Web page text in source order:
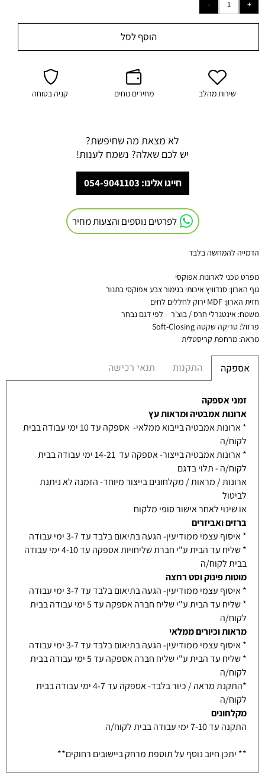
הוסף לסל
שירות מהלב מחירים נוחים קניה בטוחה
לא מצאת מה שחיפשת?
יש לכם שאלה? נשמח לענות!
חייגו אלינו: 054-9041103
לפרטים נוספים והצעות מחיר
הדמייה להמחשה בלבד
מפרט טכני לארונות אפוקסי
גוף הארון: סנדוויץ איכותי בגימור צבע אפוקסי בתנור
חזית הארון: MDF ירוק לחללים לחים
משטח: אינטגרלי חרס / בוצ'ר - לפי דגם נבחר
פרזול: טריקה שקטהSoft-Closing
מראה: מרחפת קריסטלית
אספקה התקנות תנאי רכישה
זמני אספקה
ארונות אמבטיה ומראות עץ
* ארונות אמבטיה בייבוא ממלאי- אספקה עד 10 ימי עבודה בבית
לקוח/ה
* ארונות אמבטיה בייצור- אספקה עד 14-21 ימי עבודה בבית
לקוח/ה - תלוי בדגם
ארונות / מראות / מקלחונים בייצור מיוחד- הזמנה לא ניתנת
לביטול
או שינוי לאחר אישור סופי מלקוח
ברזים ואביזרים
* איסוף עצמי ממודיעין- הגעה בתיאום בלבד עד 3-7 ימי עבודה
* שליח עד הבית ע"י חברת שליחויות אספקה עד 4-10 ימי עבודה
בבית לקוח/ה
מוטות פינוק וסט רחצה
* איסוף עצמי ממודיעין- הגעה בתיאום בלבד עד 3-7 ימי עבודה
* שליח עד הבית ע"י שליח חברה אספקה עד 5 ימי עבודה בבית
לקוח/ה
מראות וכיורים ממלאי
* איסוף עצמי ממודיעין- הגעה בתיאום בלבד עד 3-7 ימי עבודה
* שליח עד הבית ע"י שליח חברה אספקה עד 5 ימי עבודה בבית
לקוח/ה
*התקנת מראה / כיור בלבד- אספקה עד 4-7 ימי עבודה בבית
לקוח/ה
מקלחונים
התקנה עד 7-10 ימי עבודה בבית לקוח/ה
** יתכן חיוב נוסף על תוספת מרחק ביישובים רחוקים**